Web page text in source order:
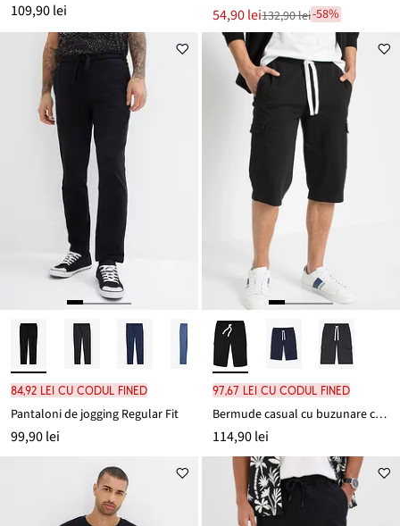
109,90 lei Noul
preț
este
54,90 lei
Reducere
de
preț
132,90 lei
132,90 lei-58%
84,92 lei cu codul FINED
Pantaloni de jogging Regular Fit
99,90 lei
97,67 lei cu codul FINED
Bermude casual cu buzunare cargo 100% din bumbac organic
114,90 lei